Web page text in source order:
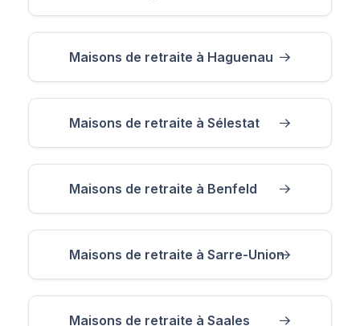
Maisons de retraite à Haguenau
Maisons de retraite à Sélestat
Maisons de retraite à Benfeld
Maisons de retraite à Sarre-Union
Maisons de retraite à Saales